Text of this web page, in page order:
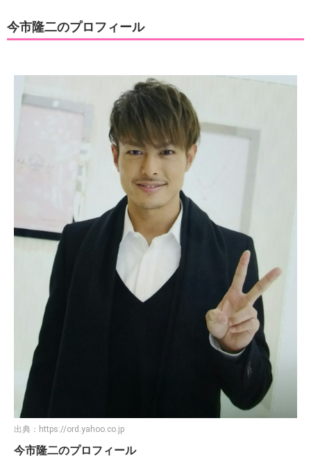
今市隆二のプロフィール
出典： https://ord.yahoo.co.jp
今市隆二のプロフィール